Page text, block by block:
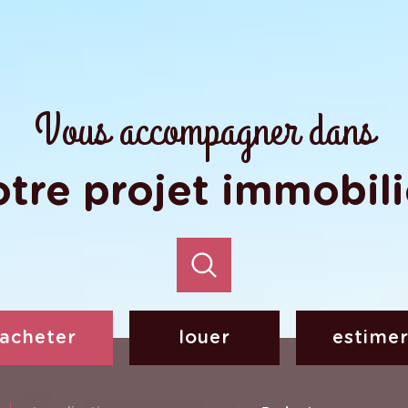
Vous accompagner dans
projet
de l'ancien
louer estimer